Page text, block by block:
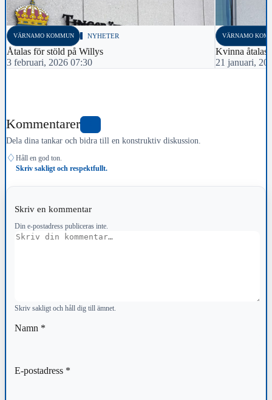
VÄRNAMO KOMMUN NYHETER
Åtalas för stöld på Willys
3 februari, 2026 07:30
VÄRNAMO
Kvinna åtalas
21 januari,
Kommentarer
Dela dina tankar och bidra till en konstruktiv diskussion.
♢ Håll en god ton.
Skriv sakligt och respektfullt.
Skriv en kommentar
Din e-postadress publiceras inte.
Kommentar
Skriv sakligt och håll dig till ämnet.
Namn *
E-postadress *